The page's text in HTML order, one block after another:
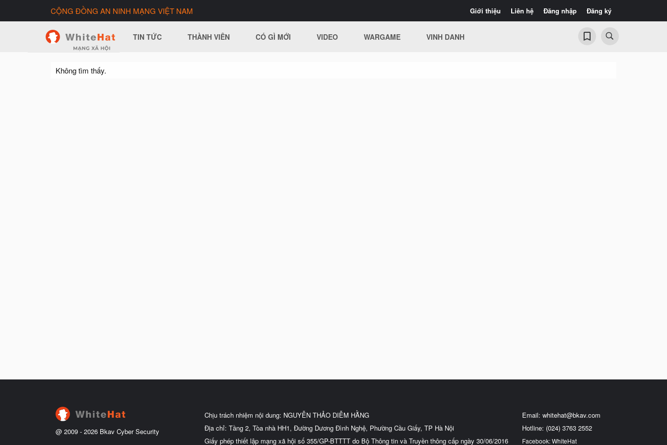
Giới thiệu Liên hệ Đăng nhập Đăng ký
CỘNG ĐỒNG AN NINH MẠNG VIỆT NAM
TIN TỨC THÀNH VIÊN CÓ GÌ MỚI VIDEO WARGAME VINH DANH
Không tìm thấy.
@ 2009 - 2026 Bkav Cyber Security
Chịu trách nhiệm nội dung: NGUYỄN THẢO DIỄM HẰNG
Địa chỉ: Tầng 2, Tòa nhà HH1, Đường Dương Đình Nghệ, Phường Cầu Giấy, TP Hà Nội
Giấy phép thiết lập mạng xã hội số 355/GP-BTTTT do Bộ Thông tin và Truyền thông cấp ngày 30/06/2016
Email: whitehat@bkav.com
Hotline: (024) 3763 2552
Facebook: WhiteHat